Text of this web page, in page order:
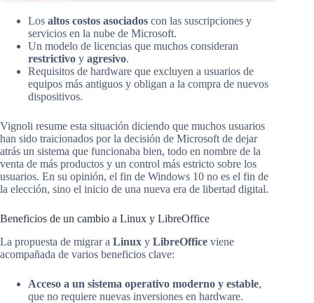
Los altos costos asociados con las suscripciones y
servicios en la nube de Microsoft.
Un modelo de licencias que muchos consideran
restrictivo y agresivo.
Requisitos de hardware que excluyen a usuarios de
equipos más antiguos y obligan a la compra de nuevos
dispositivos.
Vignoli resume esta situación diciendo que muchos usuarios
han sido traicionados por la decisión de Microsoft de dejar
atrás un sistema que funcionaba bien, todo en nombre de la
venta de más productos y un control más estricto sobre los
usuarios. En su opinión, el fin de Windows 10 no es el fin de
la elección, sino el inicio de una nueva era de libertad digital.
Beneficios de un cambio a Linux y LibreOffice
La propuesta de migrar a Linux y LibreOffice viene
acompañada de varios beneficios clave:
Acceso a un sistema operativo moderno y estable,
que no requiere nuevas inversiones en hardware.